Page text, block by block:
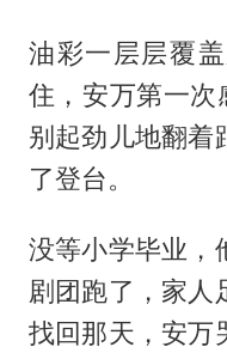
油彩一层层覆
住，安万第一次
别起劲儿地翻着
了登台。
没等小学毕业，
剧团跑了，家人
找回那天，安万